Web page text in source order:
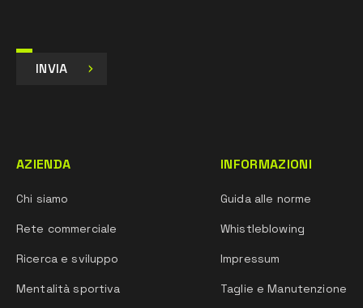
INVIA
AZIENDA
Chi siamo
Rete commerciale
Ricerca e sviluppo
Mentalità sportiva
INFORMAZIONI
Guida alle norme
Whistleblowing
Impressum
Taglie e Manutenzione